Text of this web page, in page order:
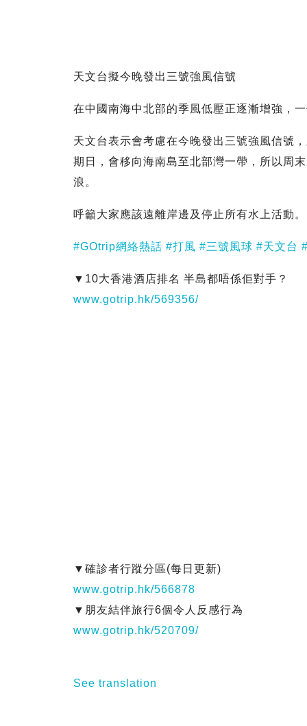
天文台擬今晚發出三號強風信號
在中國南海中北部的季風低壓正逐漸增強，
天文台表示會考慮在今晚發出三號強風信號
期日，會移向海南島至北部灣一帶，所以周
浪。
呼籲大家應該遠離岸邊及停止所有水上活動。
#GOtrip網絡熱話 #打風 #三號風球 #天文台
▼10大香港酒店排名 半島都唔係佢對手？
www.gotrip.hk/569356/
▼確診者行蹤分區(每日更新)
www.gotrip.hk/566878
▼朋友結伴旅行6個令人反感行為
www.gotrip.hk/520709/
See translation